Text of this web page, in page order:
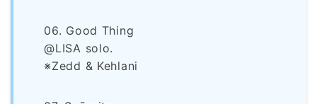
06. Good Thing
@LISA solo.
※Zedd & Kehlani